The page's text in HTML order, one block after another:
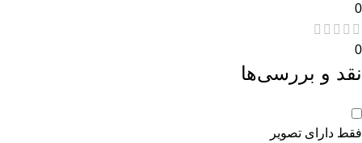
0
0
نقد و بررسی‌ها
فقط دارای تصویر